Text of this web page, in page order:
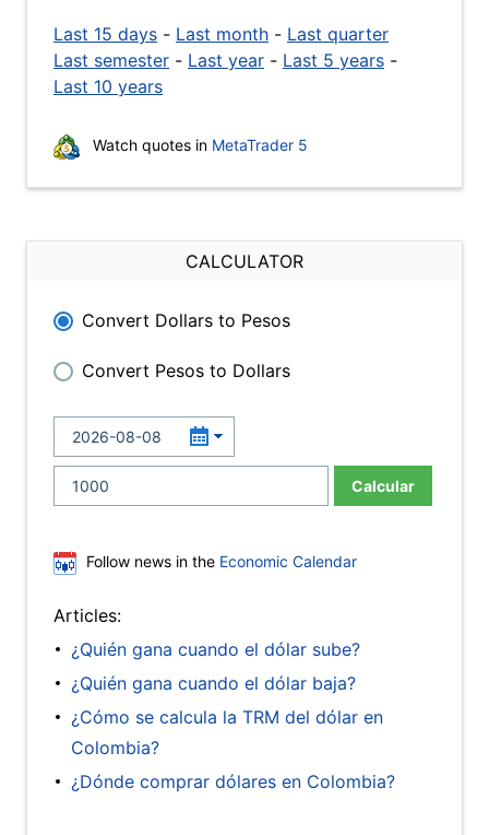
Last 15 days - Last month - Last quarter
Last semester - Last year - Last 5 years -
Last 10 years
Watch quotes in MetaTrader 5
CALCULATOR
Convert Dollars to Pesos
Convert Pesos to Dollars
Calcular
Follow news in the Economic Calendar
Articles:
¿Quién gana cuando el dólar sube?
¿Quién gana cuando el dólar baja?
¿Cómo se calcula la TRM del dólar en
Colombia?
¿Dónde comprar dólares en Colombia?